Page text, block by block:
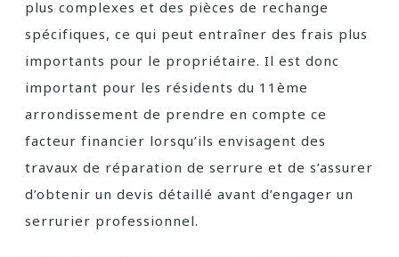
plus complexes et des pièces de rechange
spécifiques, ce qui peut entraîner des frais plus
importants pour le propriétaire. Il est donc
important pour les résidents du 11ème
arrondissement de prendre en compte ce
facteur financier lorsqu’ils envisagent des
travaux de réparation de serrure et de s’assurer
d’obtenir un devis détaillé avant d’engager un
serrurier professionnel.